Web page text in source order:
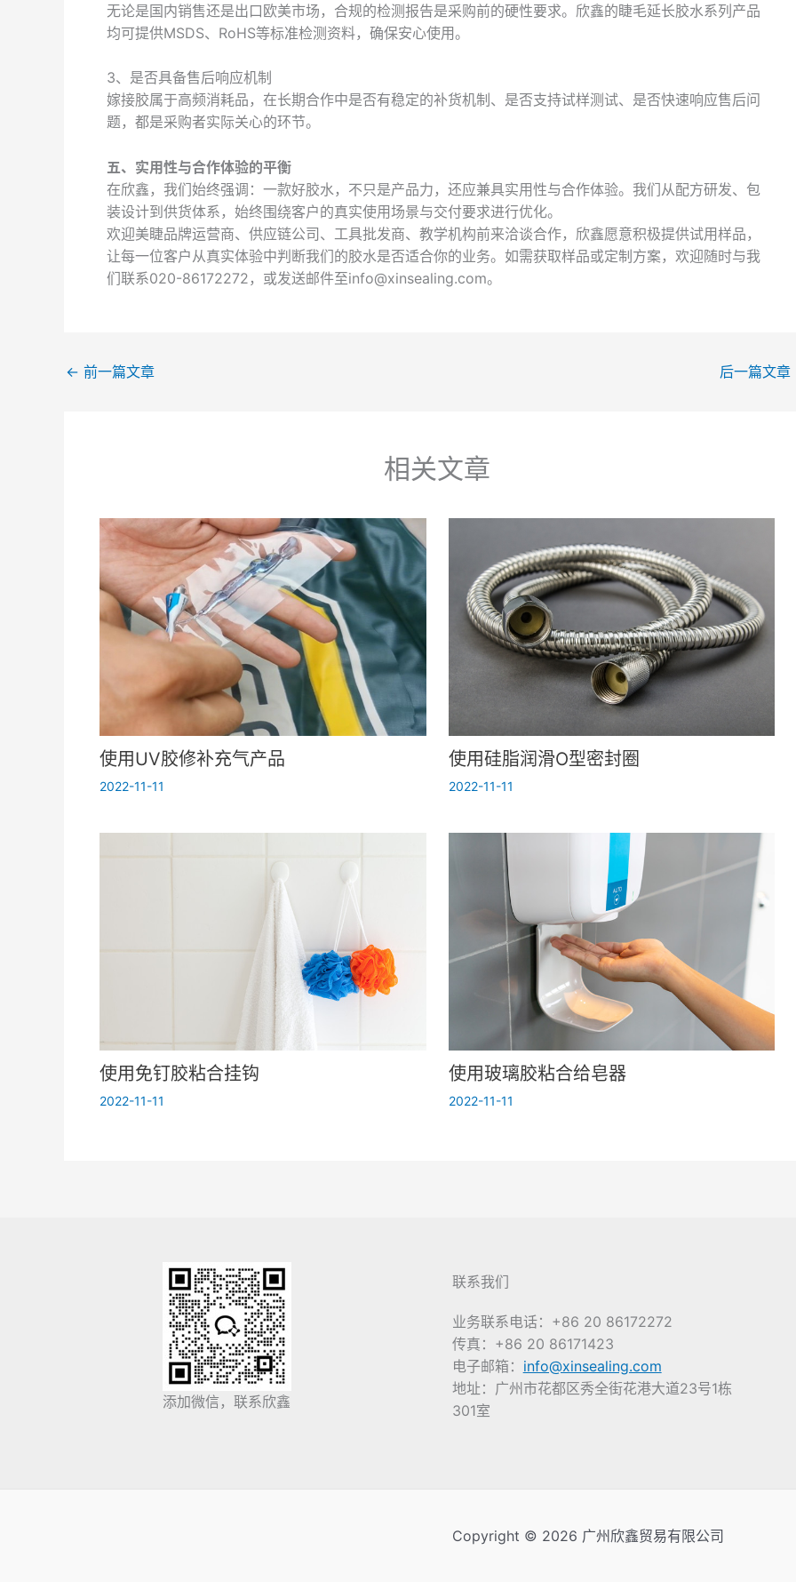
无论是国内销售还是出口欧美市场，合规的检测报告是采购前的硬性要求。欣鑫的睫毛延长胶水系列产品
均可提供MSDS、RoHS等标准检测资料，确保安心使用。
3、是否具备售后响应机制
嫁接胶属于高频消耗品，在长期合作中是否有稳定的补货机制、是否支持试样测试、是否快速响应售后问
题，都是采购者实际关心的环节。
五、实用性与合作体验的平衡
在欣鑫，我们始终强调：一款好胶水，不只是产品力，还应兼具实用性与合作体验。我们从配方研发、包
装设计到供货体系，始终围绕客户的真实使用场景与交付要求进行优化。
欢迎美睫品牌运营商、供应链公司、工具批发商、教学机构前来洽谈合作，欣鑫愿意积极提供试用样品，
让每一位客户从真实体验中判断我们的胶水是否适合你的业务。如需获取样品或定制方案，欢迎随时与我
们联系020-86172272，或发送邮件至info@xinsealing.com。
← 前一篇文章 后一篇文章
相关文章
使用UV胶修补充气产品
2022-11-11
使用硅脂润滑O型密封圈
2022-11-11
使用免钉胶粘合挂钩
2022-11-11
使用玻璃胶粘合给皂器
2022-11-11
添加微信，联系欣鑫
联系我们
业务联系电话：+86 20 86172272
传真：+86 20 86171423
电子邮箱： info@xinsealing.com
地址：广州市花都区秀全街花港大道23号1栋
301室
Copyright © 2026 广州欣鑫贸易有限公司